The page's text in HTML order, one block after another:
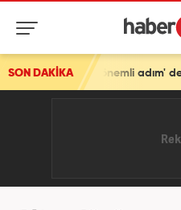
SON DAKİKA